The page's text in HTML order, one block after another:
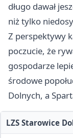
długo dawał
niż tylko
Z perspektywy
poczucie, że
gospodarze
środowe
Dolnych, a
LZS Starowice